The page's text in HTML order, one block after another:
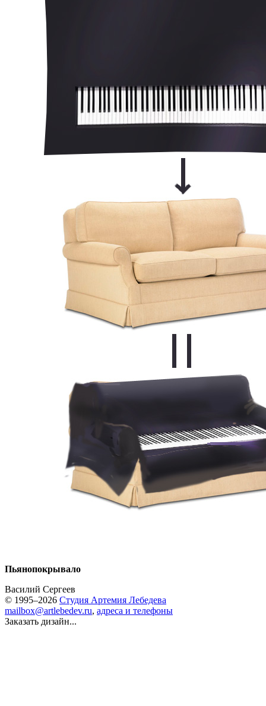
Пьянопокрывало
Василий Сергеев
© 1995–2026 Студия Артемия Лебедева
mailbox@artlebedev.ru, адреса и телефоны
Заказать дизайн...